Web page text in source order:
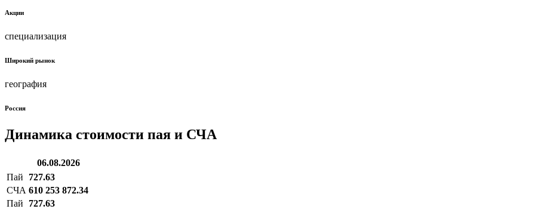
Акции
специализация
Широкий рынок
география
Россия
Динамика стоимости пая и СЧА
06.08.2026
Пай
727.63
СЧА 610 253 872.34
Пай
727.63